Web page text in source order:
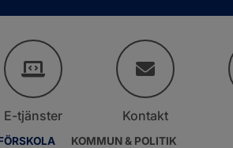
KOMMUN & POLITIK
E-tjänster Kontakt